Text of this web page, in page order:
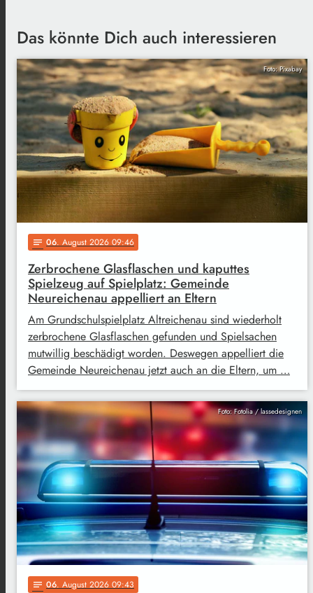
Das könnte Dich auch interessieren
Foto: Pixabay
notes 06. August 2026 09:46
Zerbrochene Glasflaschen und kaputtes
Spielzeug auf Spielplatz: Gemeinde
Neureichenau appelliert an Eltern
Am Grundschulspielplatz Altreichenau sind wiederholt
zerbrochene Glasflaschen gefunden und Spielsachen
mutwillig beschädigt worden. Deswegen appelliert die
Gemeinde Neureichenau jetzt auch an die Eltern, um …
Foto: Fotolia / lassedesignen
notes 06. August 2026 09:43